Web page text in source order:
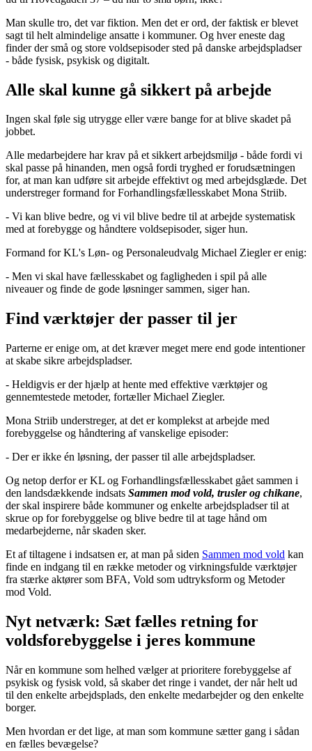
Man skulle tro, det var fiktion. Men det er ord, der faktisk er blevet
sagt til helt almindelige ansatte i kommuner. Og hver eneste dag
finder der små og store voldsepisoder sted på danske arbejdspladser
- både fysisk, psykisk og digitalt.
Alle skal kunne gå sikkert på arbejde
Ingen skal føle sig utrygge eller være bange for at blive skadet på
jobbet.
Alle medarbejdere har krav på et sikkert arbejdsmiljø - både fordi vi
skal passe på hinanden, men også fordi tryghed er forudsætningen
for, at man kan udføre sit arbejde effektivt og med arbejdsglæde. Det
understreger formand for Forhandlingsfællesskabet Mona Striib.
- Vi kan blive bedre, og vi vil blive bedre til at arbejde systematisk
med at forebygge og håndtere voldsepisoder, siger hun.
Formand for KL's Løn- og Personaleudvalg Michael Ziegler er enig:
- Men vi skal have fællesskabet og fagligheden i spil på alle
niveauer og finde de gode løsninger sammen, siger han.
Find værktøjer der passer til jer
Parterne er enige om, at det kræver meget mere end gode intentioner
at skabe sikre arbejdspladser.
- Heldigvis er der hjælp at hente med effektive værktøjer og
gennemtestede metoder, fortæller Michael Ziegler.
Mona Striib understreger, at det er komplekst at arbejde med
forebyggelse og håndtering af vanskelige episoder:
- Der er ikke én løsning, der passer til alle arbejdspladser.
Og netop derfor er KL og Forhandlingsfællesskabet gået sammen i
den landsdækkende indsats Sammen mod vold, trusler og chikane,
der skal inspirere både kommuner og enkelte arbejdspladser til at
skrue op for forebyggelse og blive bedre til at tage hånd om
medarbejderne, når skaden sker.
Et af tiltagene i indsatsen er, at man på siden Sammen mod vold kan
finde en indgang til en række metoder og virkningsfulde værktøjer
fra stærke aktører som BFA, Vold som udtryksform og Metoder
mod Vold.
Nyt netværk: Sæt fælles retning for
voldsforebyggelse i jeres kommune
Når en kommune som helhed vælger at prioritere forebyggelse af
psykisk og fysisk vold, så skaber det ringe i vandet, der når helt ud
til den enkelte arbejdsplads, den enkelte medarbejder og den enkelte
borger.
Men hvordan er det lige, at man som kommune sætter gang i sådan
en fælles bevægelse?